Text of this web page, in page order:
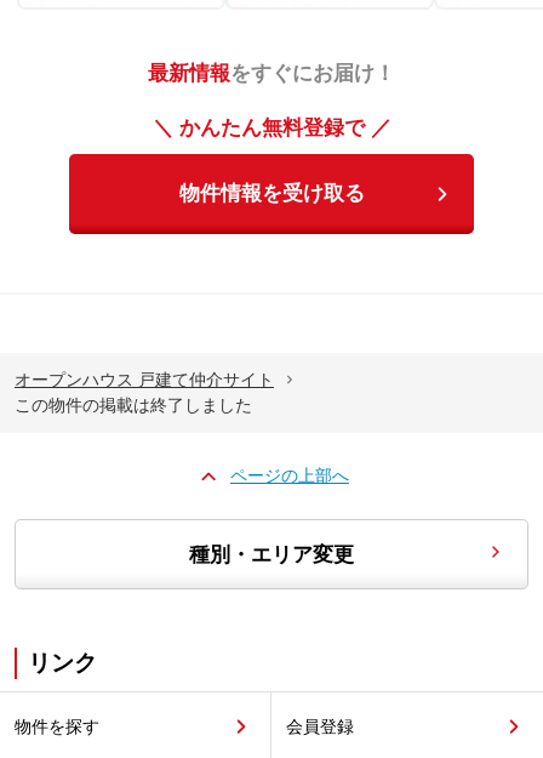
最新情報をすぐにお届け！
＼ かんたん無料登録で ／
物件情報を受け取る
オープンハウス 戸建て仲介サイト
この物件の掲載は終了しました
ページの上部へ
種別・エリア変更
リンク
物件を探す 会員登録